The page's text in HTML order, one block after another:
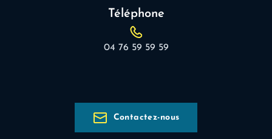
Téléphone
04 76 59 59 59
Contactez-nous